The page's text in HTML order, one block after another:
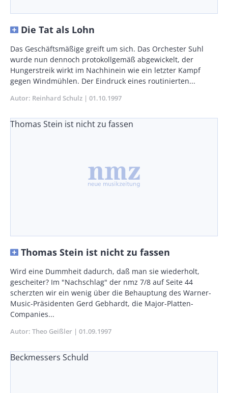
Die Tat als Lohn
Body
Das Geschäftsmäßige greift um sich. Das Orchester Suhl
wurde nun dennoch protokollgemäß abgewickelt, der
Hungerstreik wirkt im Nachhinein wie ein letzter Kampf
gegen Windmühlen. Der Eindruck eines routinierten...
Autor Reinhard Schulz Publikationsdatum
01.10.1997
Thomas Stein ist nicht zu fassen
Thomas Stein ist nicht zu fassen
Body
Wird eine Dummheit dadurch, daß man sie wiederholt,
gescheiter? Im "Nachschlag" der nmz 7/8 auf Seite 44
scherzten wir ein wenig über die Behauptung des Warner-
Music-Präsidenten Gerd Gebhardt, die Major-Platten-
Companies...
Autor Theo Geißler Publikationsdatum
01.09.1997
Beckmessers Schuld